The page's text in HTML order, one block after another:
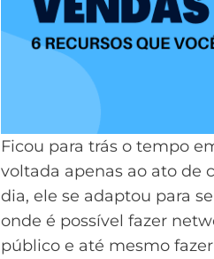
Ficou para trás o tempo
voltada apenas ao ato de
dia, ele se adaptou para
onde é possível fazer
público e até mesmo